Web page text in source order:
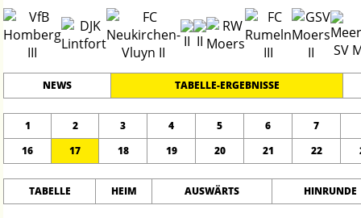
NEWS TABELLE-ERGEBNISSE
1 2 3 4 5 6
7
16
17 18 19 20 21 22
TABELLE HEIM AUSWÄRTS HINRUNDE